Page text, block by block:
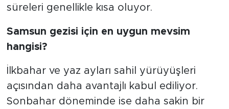
süreleri genellikle kısa oluyor.
Samsun gezisi için en uygun mevsim
hangisi?
İlkbahar ve yaz ayları sahil yürüyüşleri
açısından daha avantajlı kabul ediliyor.
Sonbahar döneminde ise daha sakin bir